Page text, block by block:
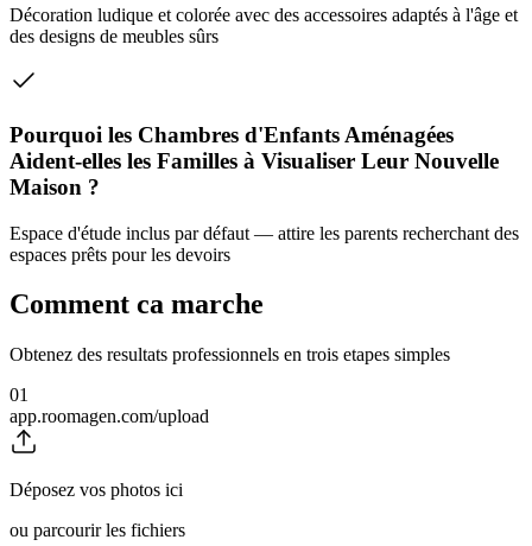
Décoration ludique et colorée avec des accessoires adaptés à l'âge et
des designs de meubles sûrs
Pourquoi les Chambres d'Enfants Aménagées
Aident-elles les Familles à Visualiser Leur Nouvelle
Maison ?
Espace d'étude inclus par défaut — attire les parents recherchant des
espaces prêts pour les devoirs
Comment ca marche
Obtenez des resultats professionnels en trois etapes simples
01
app.roomagen.com/upload
Déposez vos photos ici
ou parcourir les fichiers